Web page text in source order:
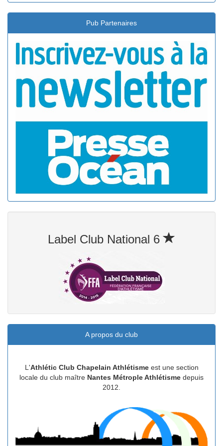
Pub Partenaires
Label Club National 6
A propos du club
L'Athlétic Club Chapelain Athlétismeest une section
locale du club maître Nantes Métrople Athlétisme depuis
2012.